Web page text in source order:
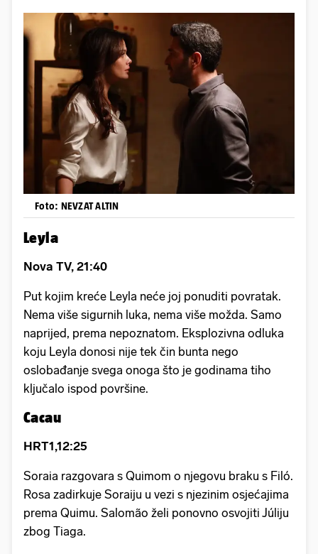
Foto: NEVZAT ALTIN
Leyla
Nova TV, 21:40
Put kojim kreće Leyla neće joj ponuditi povratak.
Nema više sigurnih luka, nema više možda. Samo
naprijed, prema nepoznatom. Eksplozivna odluka
koju Leyla donosi nije tek čin bunta nego
oslobađanje svega onoga što je godinama tiho
ključalo ispod površine.
Cacau
HRT1,12:25
Soraia razgovara s Quimom o njegovu braku s Filó.
Rosa zadirkuje Soraiju u vezi s njezinim osjećajima
prema Quimu. Salomão želi ponovno osvojiti Júliju
zbog Tiaga.